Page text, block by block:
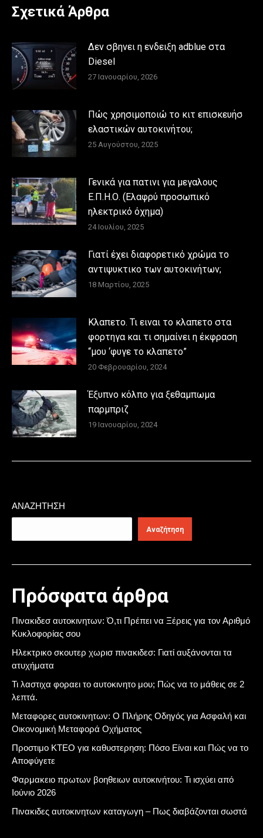
Σχετικά Άρθρα
Δεν σβηνει η ενδειξη adblue στα
Diesel
27 Ιανουαρίου, 2026
Πώς χρησιμοποιώ το κιτ επισκευήσ
ελαστικών αυτοκινήτου;
25 Αυγούστου, 2025
Γενικά για πατινι για μεγαλους
Ε.Π.Η.Ο. (Ελαφρύ προσωπικό
ηλεκτρικό όχημα)
24 Ιουλίου, 2025
Γιατί έχει διαφορετικό χρώμα το
αντιψυκτικο των αυτοκινήτων;
18 Μαρτίου, 2025
Κλαπετο. Τι ειναι το κλαπετο στα
φορτηγα και τι σημαίνει η έκφραση
“μου ‘φυγε το κλαπετο”
20 Φεβρουαρίου, 2024
Έξυπνο κόλπο για ξεθαμπωμα
παρμπριζ
19 Ιανουαρίου, 2024
ΑΝΑΖΉΤΗΣΗ
Αναζήτηση
Πρόσφατα άρθρα
Πινακιδεσ αυτοκινητων: Ό,τι Πρέπει να Ξέρεις για τον Αριθμό
Κυκλοφορίας σου
Ηλεκτρικο σκουτερ χωρισ πινακιδεσ: Γιατί αυξάνονται τα
ατυχήματα
Τι λαστιχα φοραει το αυτοκινητο μου; Πώς να το μάθεις σε 2
λεπτά.
Μεταφορες αυτοκινητων: Ο Πλήρης Οδηγός για Ασφαλή και
Οικονομική Μεταφορά Οχήματος
Προστιμο ΚΤΕΟ για καθυστερηση: Πόσο Είναι και Πώς να το
Αποφύγετε
Φαρμακειο πρωτων βοηθειων αυτοκινήτου: Τι ισχύει από
Ιούνιο 2026
Πινακιδες αυτοκινητων καταγωγη – Πως διαβάζονται σωστά